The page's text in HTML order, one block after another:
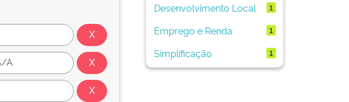
Desenvolvimento Local
1
Emprego e Renda 1
Simplificação 1